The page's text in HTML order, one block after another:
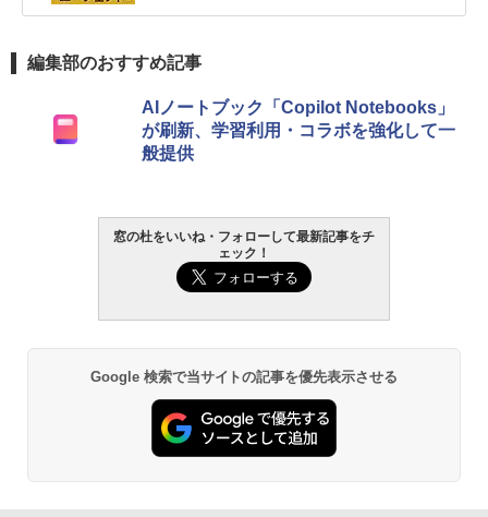
編集部のおすすめ記事
AIノートブック「Copilot Notebooks」
が刷新、学習利用・コラボを強化して一
般提供
窓の杜をいいね・フォローして最新記事をチ
ェック！
Google 検索で当サイトの記事を優先表示させる